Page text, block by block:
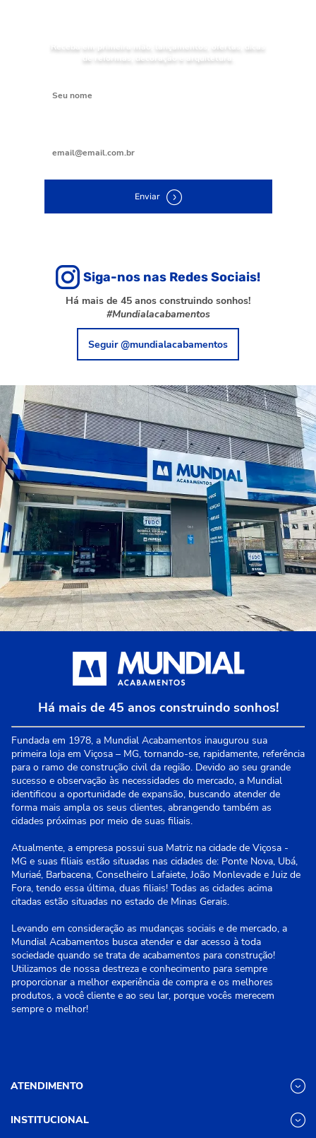
Receba em primeira mão, lançamentos, ofertas, dicas
de reformas, decoração e arquitetura.
Enviar
Siga-nos nas Redes Sociais!
Há mais de 45 anos construindo sonhos!
#Mundialacabamentos
Seguir @mundialacabamentos
Há mais de 45 anos construindo sonhos!
Fundada em 1978, a Mundial Acabamentos inaugurou sua
primeira loja em Viçosa – MG, tornando-se, rapidamente, referência
para o ramo de construção civil da região. Devido ao seu grande
sucesso e observação às necessidades do mercado, a Mundial
identificou a oportunidade de expansão, buscando atender de
forma mais ampla os seus clientes, abrangendo também as
cidades próximas por meio de suas filiais.
Atualmente, a empresa possui sua Matriz na cidade de Viçosa -
MG e suas filiais estão situadas nas cidades de: Ponte Nova, Ubá,
Muriaé, Barbacena, Conselheiro Lafaiete, João Monlevade e Juiz de
Fora, tendo essa última, duas filiais! Todas as cidades acima
citadas estão situadas no estado de Minas Gerais.
Levando em consideração as mudanças sociais e de mercado, a
Mundial Acabamentos busca atender e dar acesso à toda
sociedade quando se trata de acabamentos para construção!
Utilizamos de nossa destreza e conhecimento para sempre
proporcionar a melhor experiência de compra e os melhores
produtos, a você cliente e ao seu lar, porque vocês merecem
sempre o melhor!
ATENDIMENTO
INSTITUCIONAL